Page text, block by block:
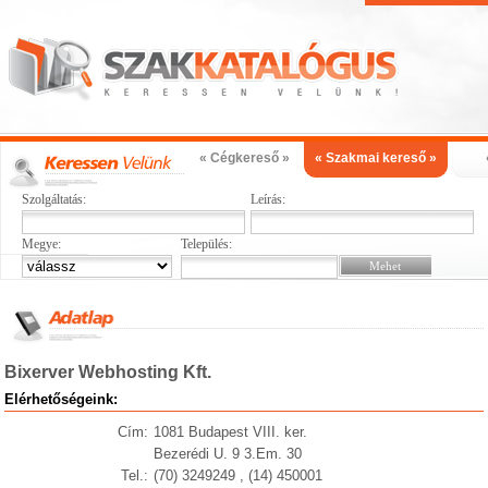
« Cégkereső » « Szakmai kereső »
Szolgáltatás: Leírás:
Megye: Település:
Bixerver Webhosting Kft.
Elérhetőségeink:
Cím: 1081 Budapest VIII. ker.
Bezerédi U. 9 3.Em. 30
Tel.: (70) 3249249 , (14) 450001